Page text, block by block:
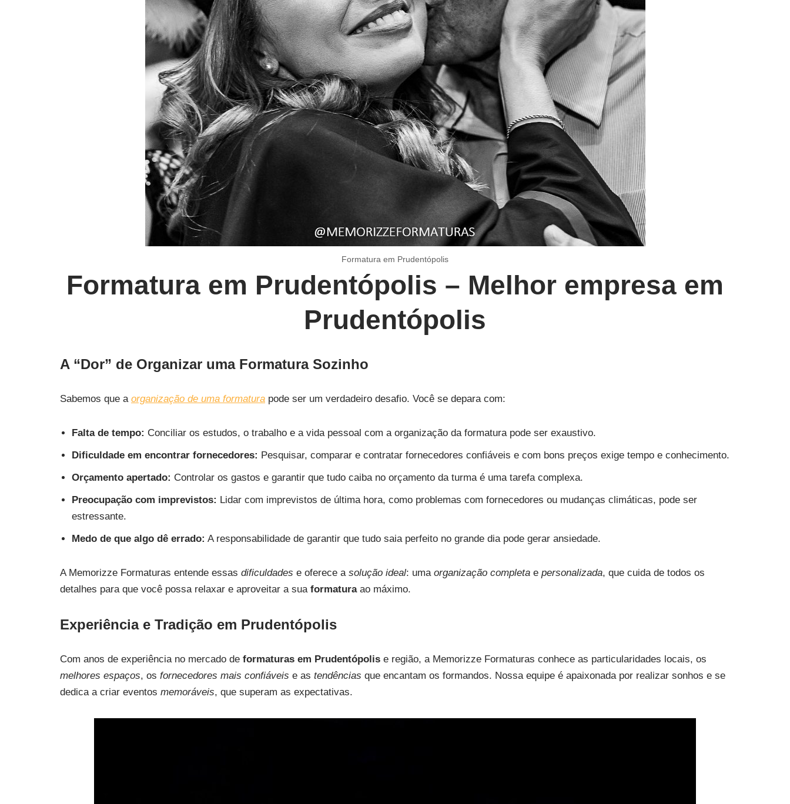
Formatura em Prudentópolis
Formatura em Prudentópolis – Melhor empresa em
Prudentópolis
A “Dor” de Organizar uma Formatura Sozinho
Sabemos que a organização de uma formatura pode ser um verdadeiro desafio. Você se depara com:
Falta de tempo: Conciliar os estudos, o trabalho e a vida pessoal com a organização da formatura pode ser exaustivo.
Dificuldade em encontrar fornecedores: Pesquisar, comparar e contratar fornecedores confiáveis e com bons preços exige tempo e conhecimento.
Orçamento apertado: Controlar os gastos e garantir que tudo caiba no orçamento da turma é uma tarefa complexa.
Preocupação com imprevistos: Lidar com imprevistos de última hora, como problemas com fornecedores ou mudanças climáticas, pode ser
estressante.
Medo de que algo dê errado: A responsabilidade de garantir que tudo saia perfeito no grande dia pode gerar ansiedade.
A Memorizze Formaturas entende essas dificuldades e oferece a solução ideal: uma organização completa e personalizada, que cuida de todos os
detalhes para que você possa relaxar e aproveitar a sua formaturaao máximo.
Experiência e Tradição em Prudentópolis
Com anos de experiência no mercado de formaturas em Prudentópolis e região, a Memorizze Formaturas conhece as particularidades locais, os
melhores espaços, os fornecedores mais confiáveis e as tendências que encantam os formandos. Nossa equipe é apaixonada por realizar sonhos e se
dedica a criar eventos memoráveis, que superam as expectativas.